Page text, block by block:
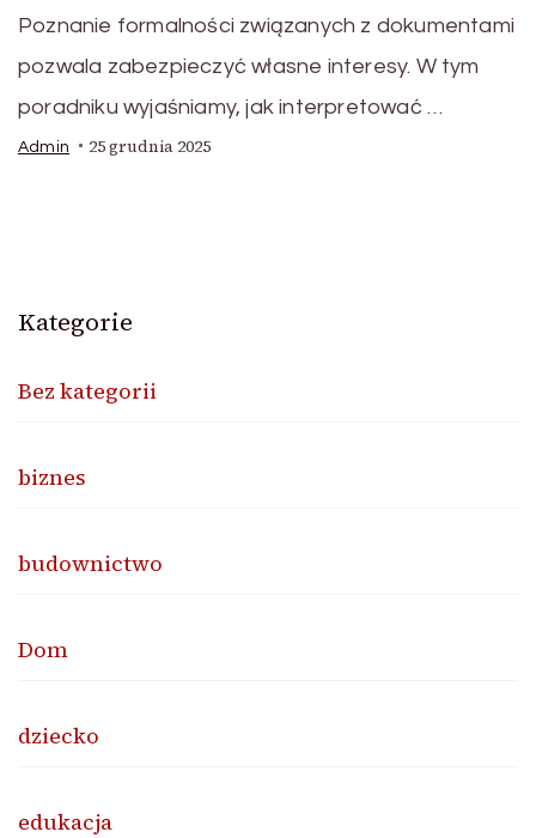
Poznanie formalności związanych z dokumentami
pozwala zabezpieczyć własne interesy. W tym
poradniku wyjaśniamy, jak interpretować …
Admin 25 grudnia 2025
Kategorie
Bez kategorii
biznes
budownictwo
Dom
dziecko
edukacja